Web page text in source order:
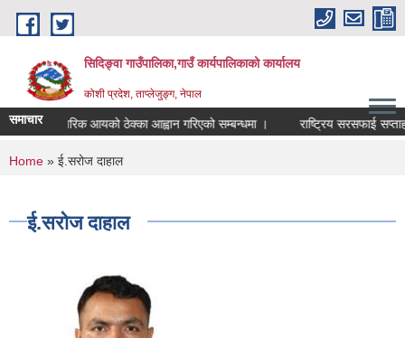
Skip to main content
सिदिङ्वा गाउँपालिका,गाउँ कार्यपालिकाको कार्यालय
कोशी प्रदेश, ताप्लेजुङ्ग, नेपाल
समाचारआन्तरिक आयको ठेक्का आह्वान गरिएको सम्बन्धमा । राष्ट्रिय सरसफाई
You are here
Home » ई.सरोज दाहाल
ई.सरोज दाहाल